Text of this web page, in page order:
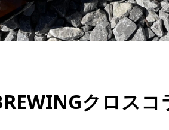
クロス